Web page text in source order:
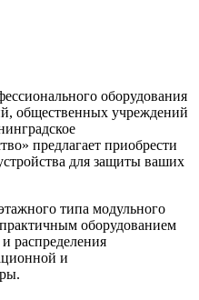
оборудования
общественных учреждений
предлагает приобрести
для защиты ваших
типа модульного
оборудованием
распределения
и